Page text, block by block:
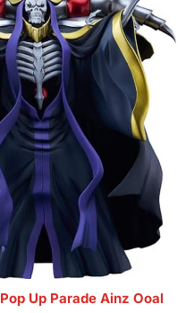
Up Parade Ainz Ooal